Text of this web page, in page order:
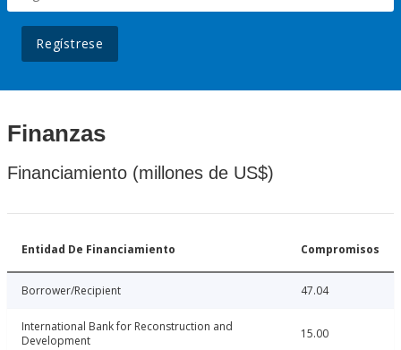
Regístrese
Finanzas
Financiamiento (millones de US$)
Entidad De Financiamiento Compromisos
Borrower/Recipient 47.04
International Bank for Reconstruction and
Development
15.00